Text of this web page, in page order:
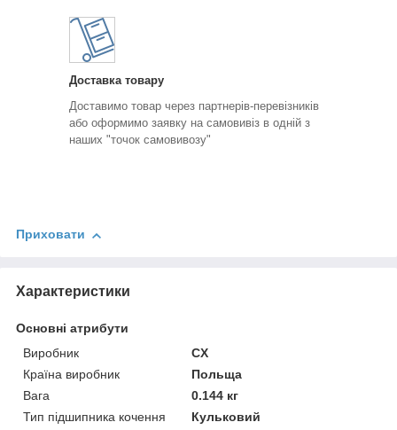
Доставка товару
Доставимо товар через партнерів-перевізників
або оформимо заявку на самовивіз в одній з
наших "точок самовивозу"
Приховати
Характеристики
Основні атрибути
Виробник
CX
Країна виробник
Польща
Вага
0.144 кг
Тип підшипника кочення
Кульковий